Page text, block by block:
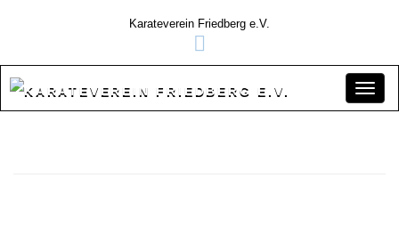
Karateverein Friedberg e.V.